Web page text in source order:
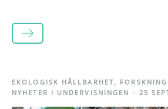
LÄS MER
EKOLOGISK HÅLLBARHET,
NYHETER I UNDERVISNINGEN - 25